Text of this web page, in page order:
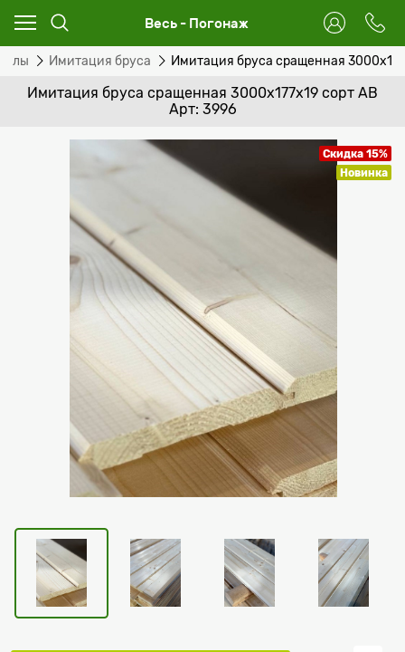
Весь - Погонаж
Имитация бруса Имитация бруса сращенная
Имитация бруса сращенная 3000х177х19 сорт АВ
Арт: 3996
Скидка 15%
Новинка